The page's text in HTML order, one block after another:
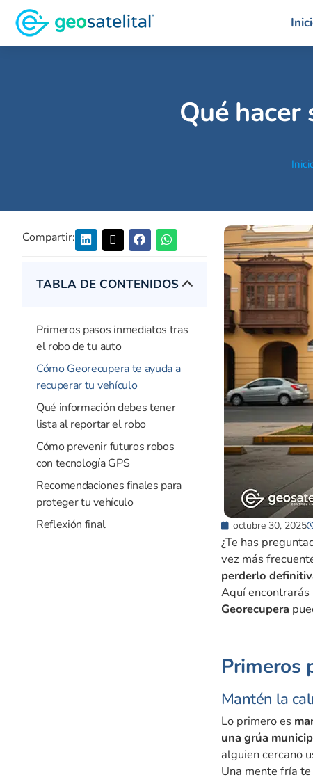
Qué hacer
Compartir:
TABLA DE CONTENIDOS
Primeros pasos inmediatos tras
el robo de tu auto
Cómo Georecupera te ayuda a
recuperar tu vehículo
Qué información debes tener
lista al reportar el robo
Cómo prevenir futuros robos
con tecnología GPS
Recomendaciones finales para
proteger tu vehículo
Reflexión final
octubre 30, 2025
¿Te has
vez más
perderlo
Aquí encontrarás
Georecupera
Primeros
Mantén la
Lo primero es
una grúa
alguien cercano
Una mente fría